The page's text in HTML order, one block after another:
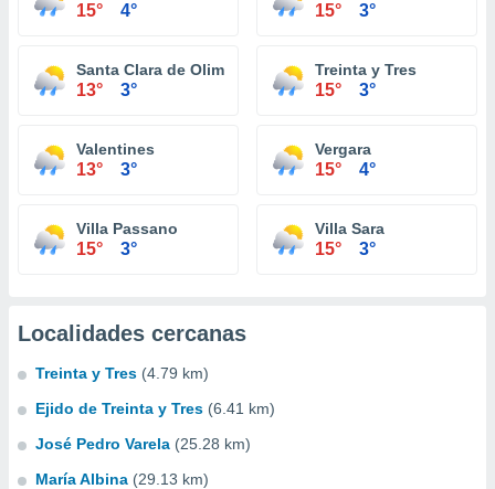
15° 4° 15° 3°
Santa Clara de Olimar
13° 3°
Treinta y Tres
15° 3°
Valentines
13° 3°
Vergara
15° 4°
Villa Passano
15° 3°
Villa Sara
15° 3°
Localidades cercanas
Treinta y Tres (4.79 km)
Ejido de Treinta y Tres (6.41 km)
José Pedro Varela (25.28 km)
María Albina (29.13 km)